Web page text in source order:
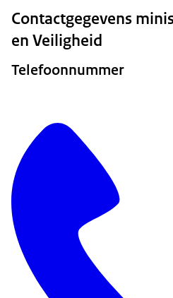
Contactgegevens
en Veiligheid
Telefoonnummer